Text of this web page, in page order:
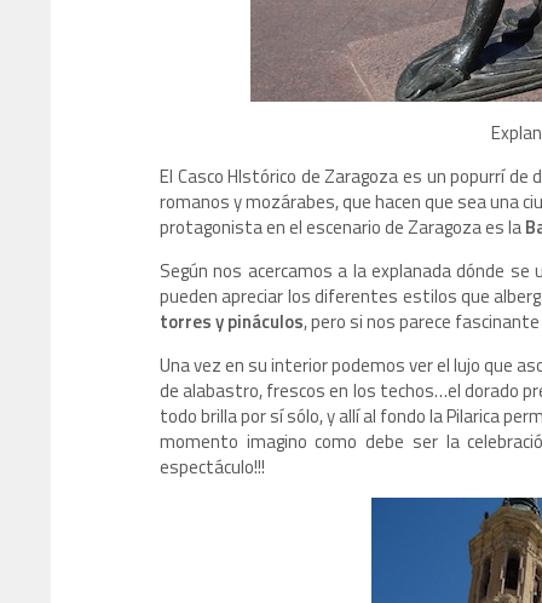
El Casco HIstórico de Zaragoza es un popurrí
romanos y mozárabes, que hacen que sea una
protagonista en el escenario de Zaragoza es la
Según nos acercamos a la explanada dónde
pueden apreciar los diferentes estilos que
torres y pináculos, pero si nos parece
Una vez en su interior podemos ver el lujo que
de alabastro, frescos en los techos…el dorado
todo brilla por sí sólo, y allí al fondo la Pilarica
momento imagino como debe ser la
espectáculo!!!